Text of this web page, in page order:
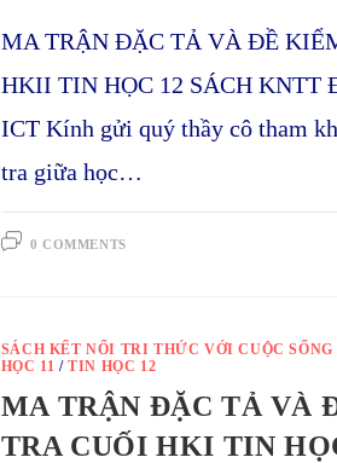
MA TRẬN ĐẶC TẢ VÀ ĐỀ
HKII TIN HỌC 12 SÁCH KNTT
ICT Kính gửi quý thầy cô tham
tra giữa học…
0 COMMENTS
SÁCH KẾT NỐI TRI THỨC VỚI CUỘC SỐNG
HỌC 11 /TIN HỌC 12
MA TRẬN ĐẶC TẢ VÀ
TRA CUỐI HKI TIN